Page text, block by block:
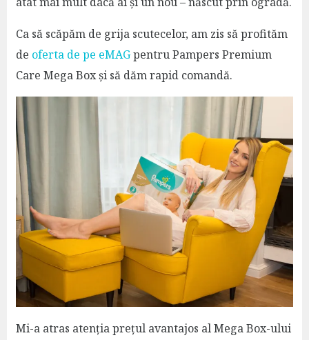
Ca să scăpăm de grija scutecelor, am zis să profităm
de oferta de pe eMAGpentru Pampers Premium
Care Mega Box și să dăm rapid comandă.
Mi-a atras atenția prețul avantajos al Mega Box-ului